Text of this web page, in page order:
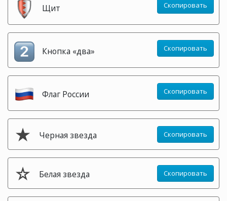
Щит Скопировать
Кнопка «два» Скопировать
Флаг России Скопировать
★ Черная звезда Скопировать
☆ Белая звезда Скопировать